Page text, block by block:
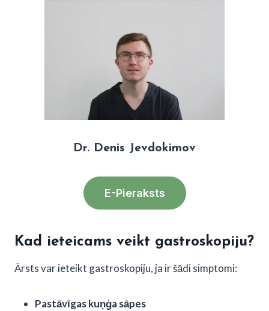
Dr. Denis Jevdokimov
E-Pieraksts
Kad ieteicams veikt gastroskopiju?
Ārsts var ieteikt gastroskopiju, ja ir šādi simptomi:
Pastāvīgas kuņģa sāpes